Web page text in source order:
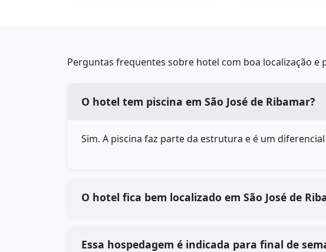
Perguntas frequentes sobre hotel com boa localização e
O hotel tem piscina em São José de Ribamar?
Sim. A piscina faz parte da estrutura e é um
O hotel fica bem localizado em São José de
Essa hospedagem é indicada para final de